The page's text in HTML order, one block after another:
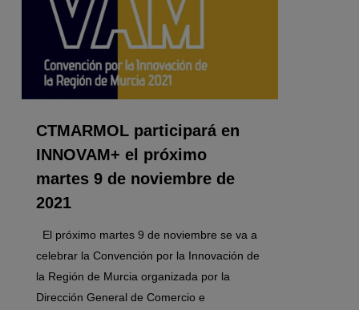
CTMARMOL participará en
INNOVAM+ el próximo
martes 9 de noviembre de
2021
El próximo martes 9 de noviembre se va a
celebrar la Convención por la Innovación de
la Región de Murcia organizada por la
Dirección General de Comercio e